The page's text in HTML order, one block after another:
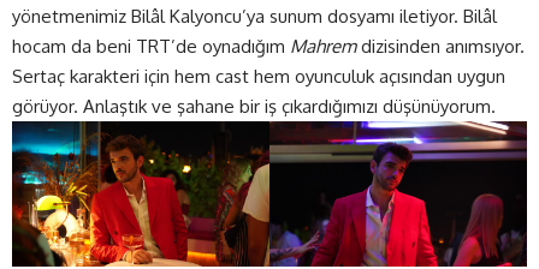
yönetmenimiz Bilâl Kalyoncu’ya sunum dosyamı iletiyor. Bilâl
hocam da beni TRT’de oynadığım Mahremdizisinden anımsıyor.
Sertaç karakteri için hem cast hem oyunculuk açısından uygun
görüyor. Anlaştık ve şahane bir iş çıkardığımızı düşünüyorum.